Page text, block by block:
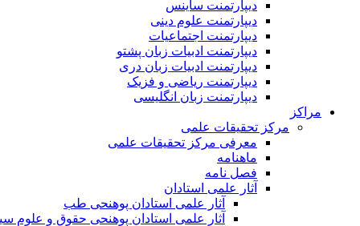
دیپارتمنت ساینس
دیپارتمنت علوم دینی
دیپارتمنت اجتماعیات
دیپارتمنت ادبیات زبان پشتو
دیپارتمنت ادبیات زبان دری
دیپارتمنت ریاضی و فزیک
دیپارتمنت زبان انگلیسی
مراکز
مرکز تحقیقات علمی
معرفی مرکز تحقیقات علمی
ماهنامه
فصل نامه
آثار علمی استادان
آثار علمی استادان پوهنحی طب
آثار علمی استادان پوهنحی حقوق و علوم